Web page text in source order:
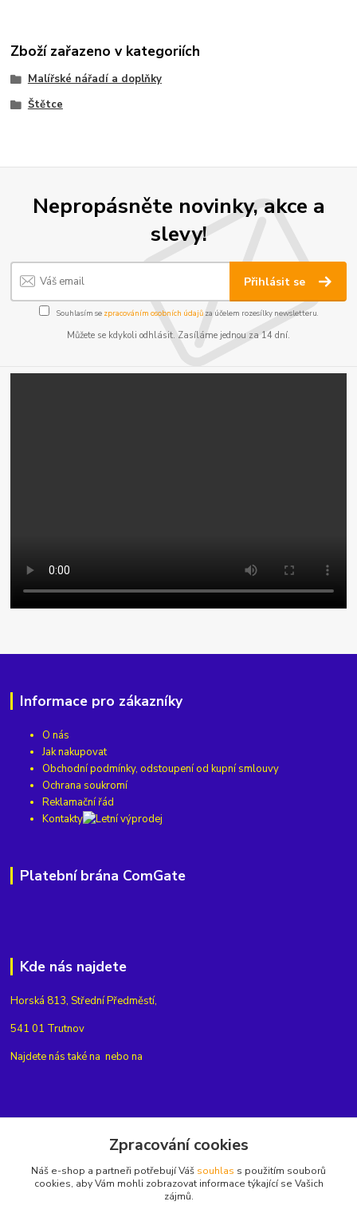
Zboží zařazeno v kategoriích
Malířské nářadí a doplňky
Štětce
Nepropásněte novinky, akce a
slevy!
Přihlásit se
Souhlasím se zpracováním osobních údajůza účelem rozesílky newsletteru.
Můžete se kdykoli odhlásit. Zasíláme jednou za 14 dní.
Informace pro zákazníky
O nás
Jak nakupovat
Obchodní podmínky, odstoupení od kupní smlouvy
Ochrana soukromí
Reklamační řád
Kontakty
Platební brána ComGate
Kde nás najdete
Horská 813, Střední Předměstí,
541 01 Trutnov
Najdete nás také na nebo na
+420775654704
Zpracování cookies
Náš e-shop a partneři potřebují Váš souhlas s použitím souborů
cookies, aby Vám mohli zobrazovat informace týkající se Vašich
zájmů.